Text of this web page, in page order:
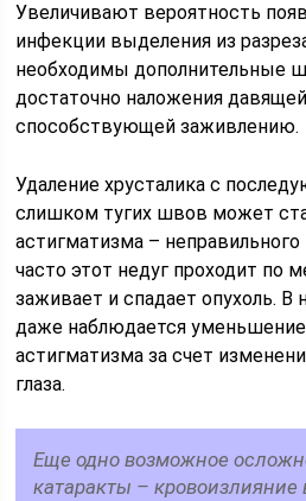
Увеличивают вероятность
инфекции выделения из
необходимы дополнительные
достаточно наложения
способствующей заживлению.
Удаление хрусталика с
слишком тугих швов может
астигматизма –
часто этот недуг проходит по
заживает и спадает опухоль. В
даже наблюдается
астигматизма за счет
глаза.
Еще одно возможное
катаракты – кровоизлияние